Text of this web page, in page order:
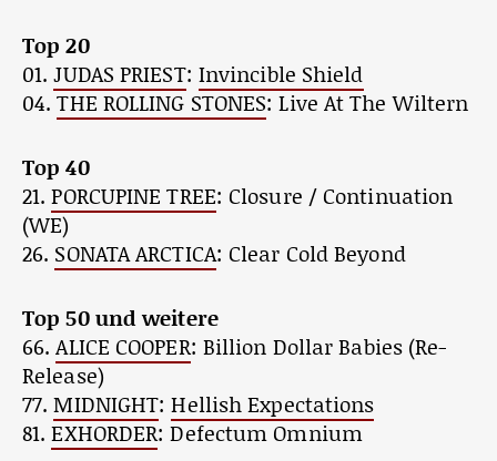
Top 20
01.JUDAS PRIEST: Invincible Shield
04.THE ROLLING STONES: Live At The Wiltern
Top 40
21.PORCUPINE TREE: Closure / Continuation
(WE)
26. SONATA ARCTICA: Clear Cold Beyond
Top 50 und weitere
66.ALICE COOPER: Billion Dollar Babies (Re-
Release)
77.MIDNIGHT:Hellish Expectations
81.EXHORDER: Defectum Omnium